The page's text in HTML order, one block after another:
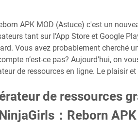
APK MOD (Astuce) c'est un
tant sur l’App Store et Google
Vous avez probablement cherché
n’est-ce pas? Aujourd'hui, on
de ressources en ligne. Le plaisir
de ressources
：Reborn APK